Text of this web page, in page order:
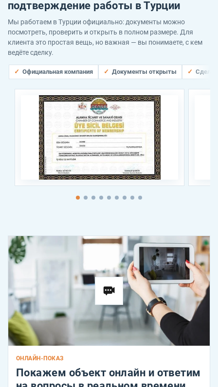
подтверждение работы в Турции
Мы работаем в Турции официально: документы можно
посмотреть, проверить и открыть в полном размере. Для
клиента это простая вещь, но важная — вы понимаете, с кем
ведёте сделку.
Официальная компания Документы открыты
ОНЛАЙН-ПОКАЗ
Покажем объект онлайн и ответим